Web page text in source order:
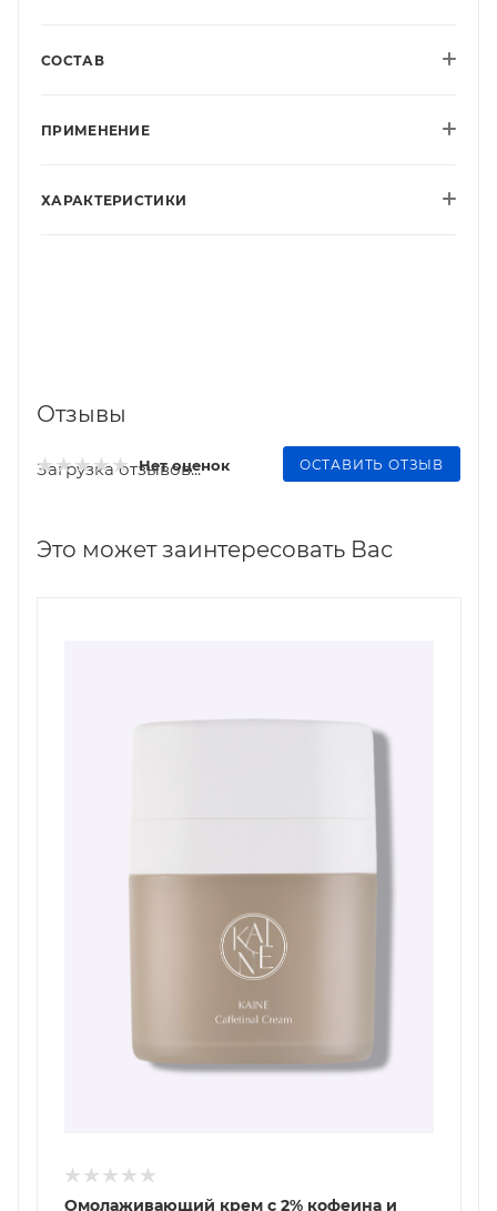
СОСТАВ
ПРИМЕНЕНИЕ
ХАРАКТЕРИСТИКИ
Отзывы
Нет оценок ОСТАВИТЬ ОТЗЫВ
Загрузка отзывов...
Это может заинтересовать Вас
Омолаживающий крем c 2% кофеина и